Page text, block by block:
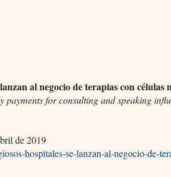
al negocio de terapias con células
payments for consulting and speaking
de 2019
hospitales-se-lanzan-al-negocio-de-